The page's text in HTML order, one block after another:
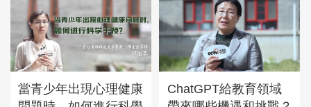
當青少年出現心理健康
ChatGPT給教育領域